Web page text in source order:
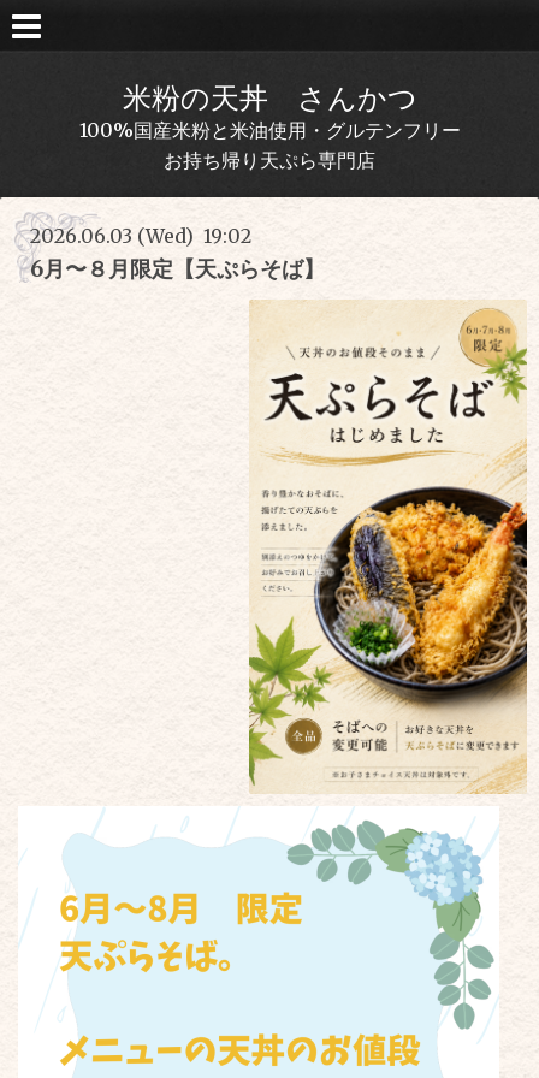
米粉の天丼 さんかつ
100%国産米粉と米油使用・グルテンフリー
お持ち帰り天ぷら専門店
2026.06.03 (Wed) 19:02
6月〜８月限定【天ぷらそば】